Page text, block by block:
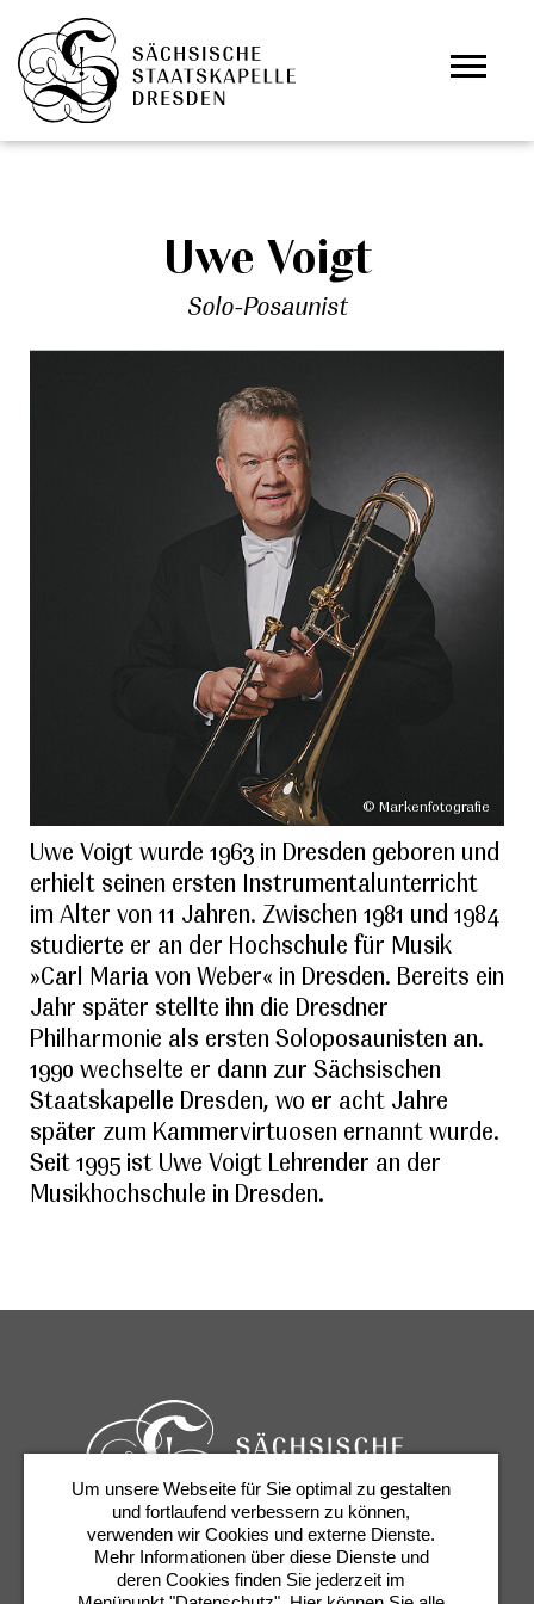
Zum Hauptinhalt springen
Uwe Voigt
Solo-Posaunist
© Markenfotografie
Uwe Voigt wurde 1963 in Dresden geboren und
erhielt seinen ersten Instrumentalunterricht
im Alter von 11 Jahren. Zwischen 1981 und 1984
studierte er an der Hochschule für Musik
»Carl Maria von Weber« in Dresden. Bereits ein
Jahr später stellte ihn die Dresdner
Philharmonie als ersten Soloposaunisten an.
1990 wechselte er dann zur Sächsischen
Staatskapelle Dresden, wo er acht Jahre
später zum Kammervirtuosen ernannt wurde.
Seit 1995 ist Uwe Voigt Lehrender an der
Musikhochschule in Dresden.
Karten & Services Newsletter
Kontakt
Cookie-Einstellungen
Um unsere Webseite für Sie optimal zu gestalten
und fortlaufend verbessern zu können,
verwenden wir Cookies und externe Dienste.
Mehr Informationen über diese Dienste und
deren Cookies finden Sie jederzeit im